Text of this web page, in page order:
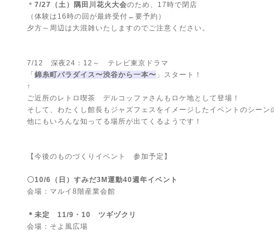
＊ 7/27（土）隅田川花火大会のため、17時で閉店
（体験は16時の回が最終受付←要予約）
夕方～周辺は大混雑いたしますのでご注意ください。
7/12 深夜24：12～ テレビ東京ドラマ
「 錦糸町パラダイス〜渋谷から一本〜 」スタート！
↑
ご近所のレトロ喫茶 デルコッファさんもロケ地として登場！
そして、わたくし館長もジャズフェスをイメージしたイベントのシーン
他にもいろんな知ってる場所が出てくるようです！
【今後のものづくりイベント 参加予定】
〇10/6（日）すみだ3M運動40週年イベント
会場：マルイ8階産業会館
＊未定 11/9・10 ツギヅクリ
会場：そよ風広場